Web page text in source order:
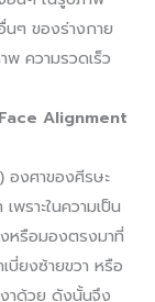
ๆ ของร่างกาย
ความรวดเร็ว
Alignment
งศาของศีรษะ
พราะในความเป็น
หรือมองตรงมาที่
บี่ยงซ้ายขวา หรือ
งาด้วย ดังนั้นจึง